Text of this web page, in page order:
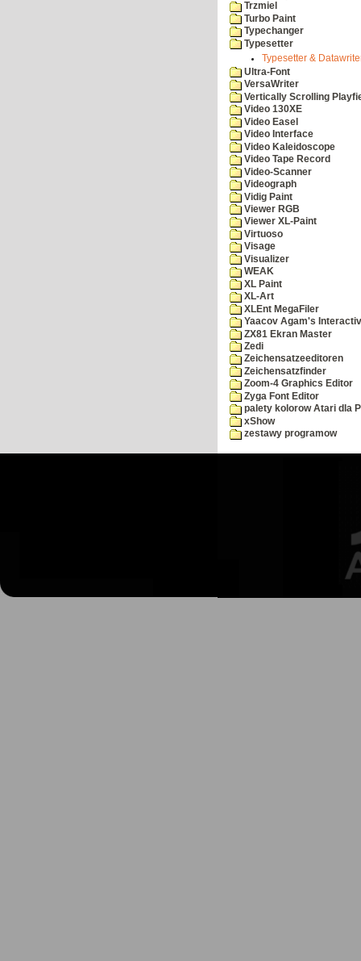
Trzmiel
Turbo Paint
Typechanger
Typesetter
Typesetter &
Ultra-Font
VersaWriter
Vertically Scrolling
Video 130XE
Video Easel
Video Interface
Video Kaleidoscope
Video Tape Record
Video-Scanner
Videograph
Vidig Paint
Viewer RGB
Viewer XL-Paint
Virtuoso
Visage
Visualizer
WEAK
XL Paint
XL-Art
XLEnt MegaFiler
Yaacov Agam's
ZX81 Ekran Master
Zedi
Zeichensatzeeditoren
Zeichensatzfinder
Zoom-4 Graphics Editor
Zyga Font Editor
palety kolorow Atari dla
xShow
zestawy programow